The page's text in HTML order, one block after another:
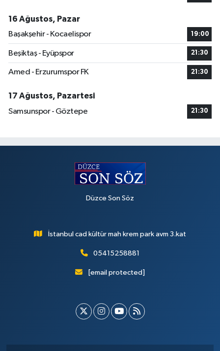
16 Ağustos, Pazar
Başakşehir - Kocaelispor
19:00
Beşiktaş - Eyüpspor 21:30
Amed - Erzurumspor FK 21:30
17 Ağustos, Pazartesi
Samsunspor - Göztepe
21:30
Düzce Son Söz
İstanbul cad kültür mah krem park avm 3.kat
05415258881
[email protected]